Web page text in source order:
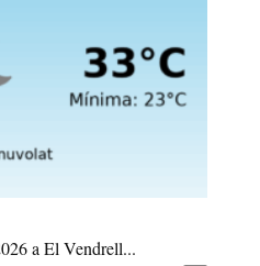
a El Vendrell...